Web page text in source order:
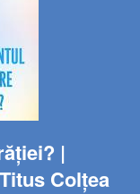
|
Colțea